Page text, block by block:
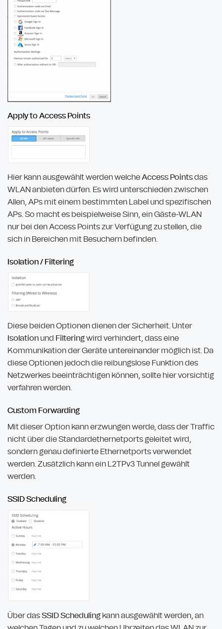
Apply to Access Points
Hier kann ausgewählt werden welcheAccess Pointsdas
WLAN anbieten dürfen. Es wird unterschieden zwischen
Allen, APs mit einem bestimmten Label und spezifischen
APs. So macht es beispielweise Sinn, ein Gäste-WLAN
nur bei den Access Points zur Verfügung zu stellen, die
sich in Bereichen mit Besuchern befinden.
Isolation / Filtering
Diese beiden Optionen dienen der Sicherheit. Unter
Isolationund Filteringwird verhindert, dass eine
Kommunikation der Geräte untereinander möglich ist. Da
diese Optionen jedoch die reibungslose Funktion des
Netzwerkes beeinträchtigen können, sollte hier vorsichtig
verfahren werden.
Custom Forwarding
Mit dieser Option kann erzwungen werde, dass der Traffic
nicht über die Standardethernetports geleitet wird,
sondern genau definierte Ethernetports verwendet
werden. Zusätzlich kann ein L2TPv3 Tunnel gewählt
werden.
SSID Scheduling
Über dasSSID Schedulingkann ausgewählt werden, an